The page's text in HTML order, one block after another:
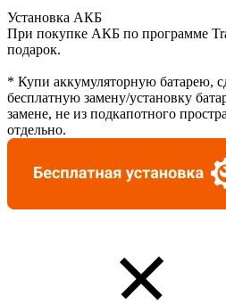
Установка АКБ
При покупке АКБ по программе
подарок.
* Купи аккумуляторную батарею,
бесплатную замену/установку
замене, не из подкапотного
отдельно.